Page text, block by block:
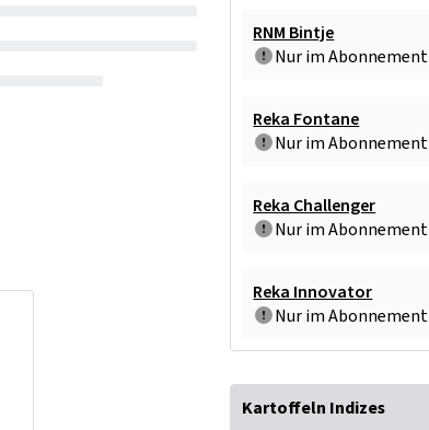
RNM Bintje
Nur im Abonnement
Reka Fontane
Nur im Abonnement
Reka Challenger
Nur im Abonnement
Reka Innovator
Nur im Abonnement
Kartoffeln Indizes